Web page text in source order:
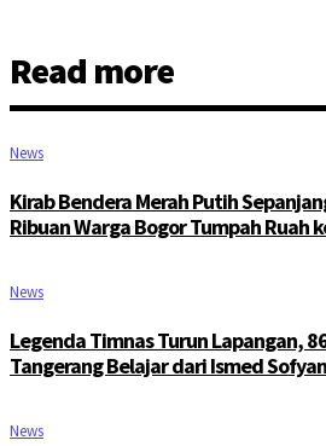
Read more
News
Kirab Bendera Merah Putih
Ribuan Warga Bogor Tumpah Ruah
News
Legenda Timnas Turun Lapangan,
Tangerang Belajar dari Ismed Sofyan
News